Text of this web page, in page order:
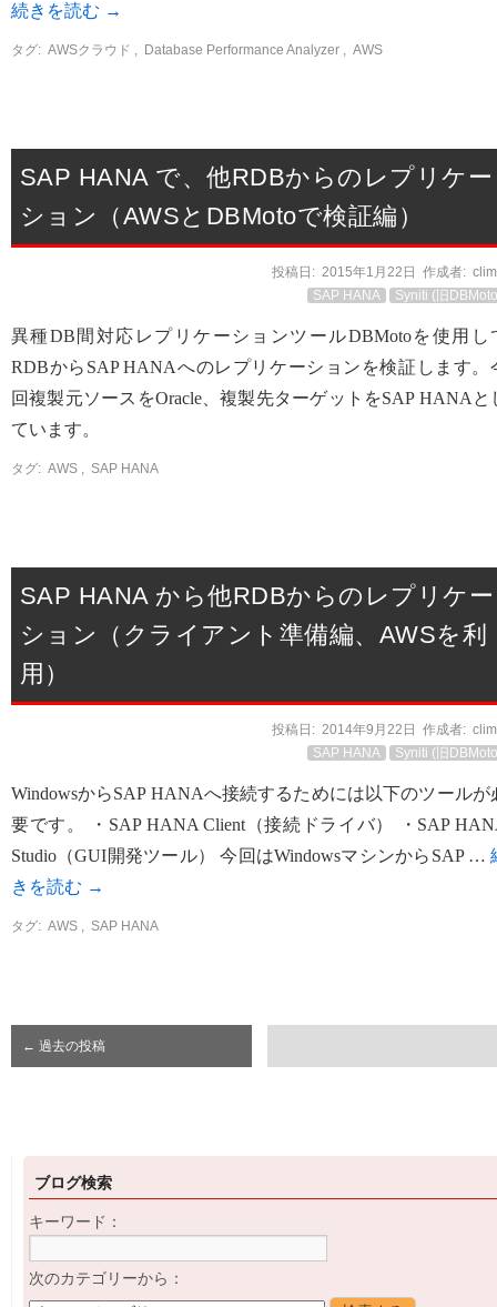
続きを読む →
タグ: AWSクラウド , Database Performance Analyzer , AWS
SAP HANA で、他RDBからのレプリケー
ション（AWSとDBMotoで検証編）
投稿日: 2015年1月22日 作成者:
SAP HANA
Syniti (旧
異種DB間対応レプリケーションツールDBMotoを使用し
RDBからSAP HANAへのレプリケーションを検証します。
回複製元ソースをOracle、複製先ターゲットをSAP HANAと
ています。
タグ: AWS , SAP HANA
SAP HANA から他RDBからのレプリケー
ション（クライアント準備編、AWSを利
用）
投稿日: 2014年9月22日 作成者:
SAP HANA
Syniti (旧
WindowsからSAP HANAへ接続するためには以下のツールが
要です。 ・SAP HANA Client（接続ドライバ） ・SAP
Studio（GUI開発ツール） 今回はWindowsマシンからSAP …
きを読む →
タグ: AWS , SAP HANA
← 過去の投稿
ブログ検索
キーワード：
次のカテゴリーから：